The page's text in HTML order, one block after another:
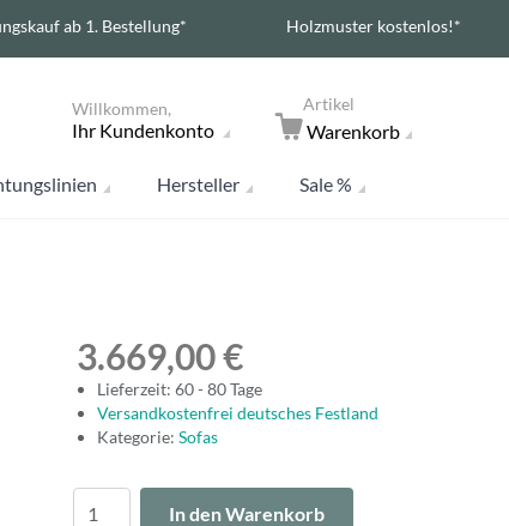
ab 1. Bestellung* Holzmuster kostenlos!*
Willkommen,
Ihr Kundenkonto
Artikel
Warenkorb
Hersteller Sale %
3.669,00 €
Lieferzeit: 60 - 80 Tage
Versandkostenfrei deutsches Festland
Kategorie: Sofas
In den Warenkorb